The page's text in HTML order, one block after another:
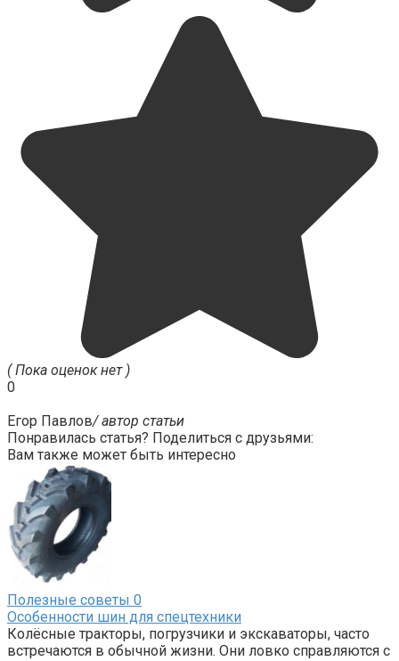
( Пока оценок нет )
0
Егор Павлов/ автор статьи
Понравилась статья? Поделиться с друзьями:
Вам также может быть интересно
Полезные советы 0
Особенности шин для спецтехники
Колёсные тракторы, погрузчики и экскаваторы, часто
встречаются в обычной жизни. Они ловко справляются с